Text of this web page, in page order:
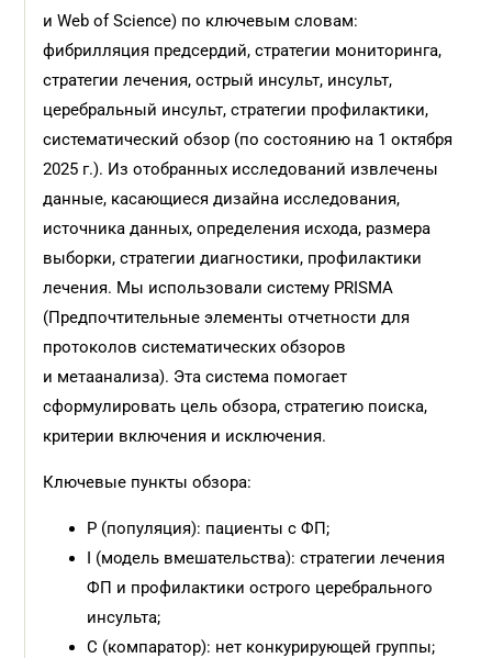
и Web of Science) по ключевым словам:
фибрилляция предсердий, стратегии мониторинга,
стратегии лечения, острый инсульт, инсульт,
церебральный инсульт, стратегии профилактики,
систематический обзор (по состоянию на 1 октября
2025 г.). Из отобранных исследований извлечены
данные, касающиеся дизайна исследования,
источника данных, определения исхода, размера
выборки, стратегии диагностики, профилактики
лечения. Мы использовали систему PRISMA
(Предпочтительные элементы отчетности для
протоколов систематических обзоров
и метаанализа). Эта система помогает
сформулировать цель обзора, стратегию поиска,
критерии включения и исключения.
Ключевые пункты обзора:
P (популяция): пациенты с ФП;
I (модель вмешательства): стратегии лечения
ФП и профилактики острого церебрального
инсульта;
C (компаратор): нет конкурирующей группы;